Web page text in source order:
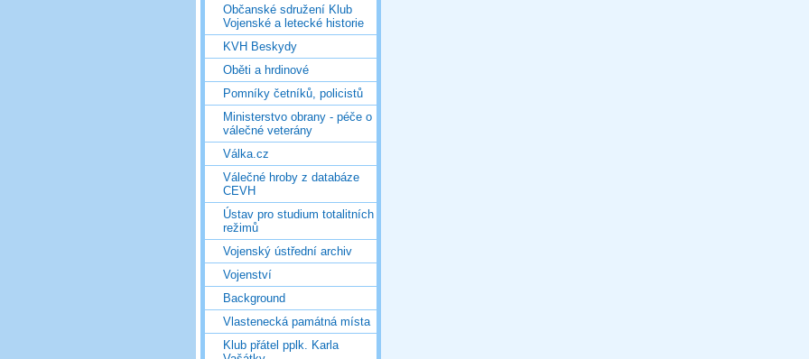
Občanské sdružení Klub
Vojenské a letecké historie
KVH Beskydy
Oběti a hrdinové
Pomníky četníků, policistů
Ministerstvo obrany - péče o
válečné veterány
Válka.cz
Válečné hroby z databáze
CEVH
Ústav pro studium totalitních
režimů
Vojenský ústřední archiv
Vojenství
Background
Vlastenecká památná místa
Klub přátel pplk. Karla